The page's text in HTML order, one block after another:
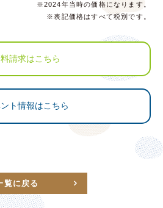
※2024年当時の価格になります。
※表記価格はすべて税別です。
請求はこちら
ト情報はこちら
覧に戻る